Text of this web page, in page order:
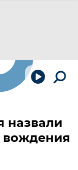
назвали
вождения